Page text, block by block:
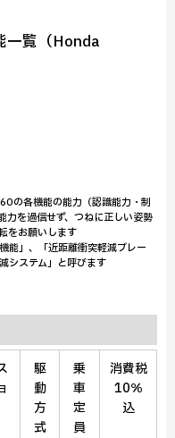
一覧（Honda
各機能の能力（認識能力・制
力を過信せず、つねに正しい姿勢
をお願いします
」、「近距離衝突軽減ブレー
システム」と呼びます
駆
動
方
式
乗
車
定
員
消費税
10％
込